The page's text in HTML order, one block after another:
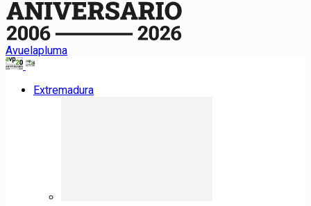
Avuelapluma
Extremadura